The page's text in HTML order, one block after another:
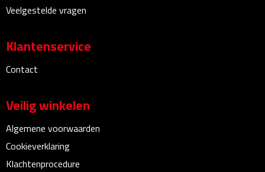
Briefopeners
Linialen
Pennen etui's
Veelgestelde vragen
Klantenservice
Contact
Veilig winkelen
Algemene voorwaarden
Cookieverklaring
Klachtenprocedure